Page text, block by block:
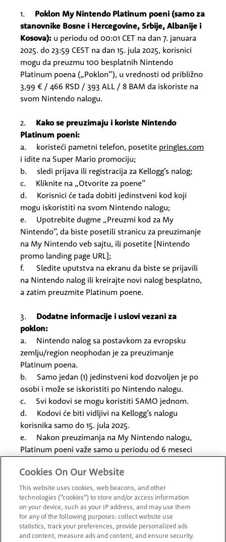
1. Poklon My Nintendo Platinum poeni (samo za
stanovnike Bosne i Hercegovine, Srbije, Albanije i
Kosova): u periodu od 00:01 CET na dan 7. januara
2025. do 23:59 CEST na dan 15. jula 2025, korisnici
mogu da preuzmu 100 besplatnih Nintendo
Platinum poena („Poklon”), u vrednosti od približno
3,99 € / 466 RSD / 393 ALL / 8 BAM da iskoriste na
svom Nintendo nalogu.
2. Kako se preuzimaju i koriste Nintendo
Platinum poeni:
a. koristeći pametni telefon, posetite pringles.com
i idite na Super Mario promociju;
b. sledi prijava ili registracija za Kellogg’s nalog;
c. Kliknite na „Otvorite za poene”
d. Korisnici će tada dobiti jedinstveni kod koji
mogu iskoristiti na svom Nintendo nalogu;
e. Upotrebite dugme „Preuzmi kod za My
Nintendo”, da biste posetili stranicu za preuzimanje
na My Nintendo veb sajtu, ili posetite [Nintendo
promo landing page URL];
f. Sledite uputstva na ekranu da biste se prijavili
na Nintendo nalog ili kreirajte novi nalog besplatno,
a zatim preuzmite Platinum poene.
3. Dodatne informacije i uslovi vezani za
poklon:
a. Nintendo nalog sa postavkom za evropsku
zemlju/region neophodan je za preuzimanje
Platinum poena.
b. Samo jedan (1) jedinstveni kod dozvoljen je po
osobi i može se iskoristiti po Nintendo nalogu.
c. Svi kodovi se mogu koristiti SAMO jednom.
d. Kodovi će biti vidljivi na Kellogg’s nalogu
korisnika samo do 15. jula 2025.
e. Nakon preuzimanja na My Nintendo nalogu,
Platinum poeni važe samo u periodu od 6 meseci
ovog perioda nestaće sa korisničkog My Nintendo
naloga.
f. Kodovi mogu da se preuzmu na [Nintendo
promo landing page URL] ili
https://my.nintendo.com/serial_number od 7.
januara 2025. do 30. septembra 2025.
Cookies On Our Website
This website uses cookies, web beacons, and other
technologies (“cookies”) to store and/or access information
on your device, such as your IP address, and may use them
for any of the following purposes: collect website use
statistics, track your preferences, provide personalized ads
and content, measure ads and content, and ensure security.